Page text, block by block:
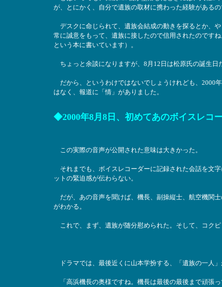
が、とにかく、自分で遺族の取材に携わった経験がある
デスクに命じられて、遺族会結成の動きを探るとか、
常に誠意をもって、遺族に接したので信用されたのです
という本に書いています）。
ちょっと余談になりますが、8月12日は松原氏の誕生日
だから、というわけではないでしょうけれども、2000
はなく、報道に「情」がありました。
◆2000年8月8日、初めてあのボイスレコ
この実際の音声が公開された意味は大きかった。
それまでも、ボイスレコーダーに記録された会話を文
ットの緊迫感が伝わらない。
だが、あの音声を聞けば、機長、副操縦士、航空機関
がわかる。
これで、まず、遺族が随分慰められた。そして、コク
ドラマでは、最後近くに山本学扮する、「遺族の一人」
「高浜機長の奥様ですね。機長は最後の最後まで頑張